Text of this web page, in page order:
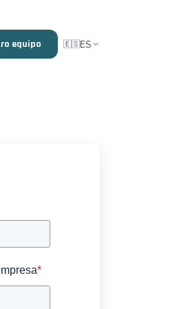
equipo 🇪🇸ES
*